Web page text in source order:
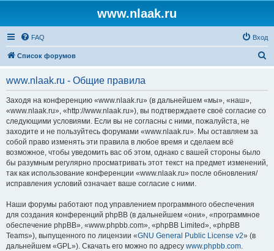
www.nlaak.ru
FAQ Вход
Список форумов
www.nlaak.ru - Общие правила
Заходя на конференцию «www.nlaak.ru» (в дальнейшем «мы», «наш»,
«www.nlaak.ru», «http://www.nlaak.ru»), вы подтверждаете своё согласие со
следующими условиями. Если вы не согласны с ними, пожалуйста, не
заходите и не пользуйтесь форумами «www.nlaak.ru». Мы оставляем за
собой право изменять эти правила в любое время и сделаем всё
возможное, чтобы уведомить вас об этом, однако с вашей стороны было
бы разумным регулярно просматривать этот текст на предмет изменений,
так как использование конференции «www.nlaak.ru» после обновления/
исправления условий означает ваше согласие с ними.
Наши форумы работают под управлением программного обеспечения
для создания конференций phpBB (в дальнейшем «они», «программное
обеспечение phpBB», «www.phpbb.com», «phpBB Limited», «phpBB
Teams»), выпущенного по лицензии «GNU General Public License v2» (в
дальнейшем «GPL»). Скачать его можно по адресу www.phpbb.com.